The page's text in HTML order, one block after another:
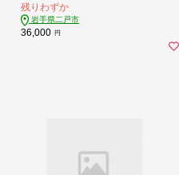
残りわずか
岩手県二戸市
36,000 円